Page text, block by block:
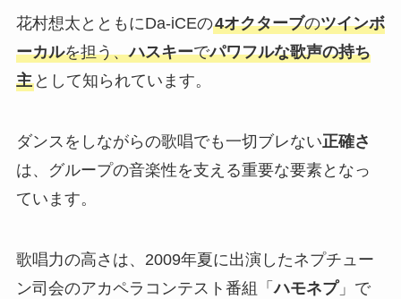
花村想太とともにDa-iCEの4オクターブのツインボ
ーカルを担う、ハスキーでパワフルな歌声の持ち
主として知られています。
ダンスをしながらの歌唱でも一切ブレない正確さ
は、グループの音楽性を支える重要な要素となっ
ています。
歌唱力の高さは、2009年夏に出演したネプチュー
ン司会のアカペラコンテスト番組「ハモネプ」で